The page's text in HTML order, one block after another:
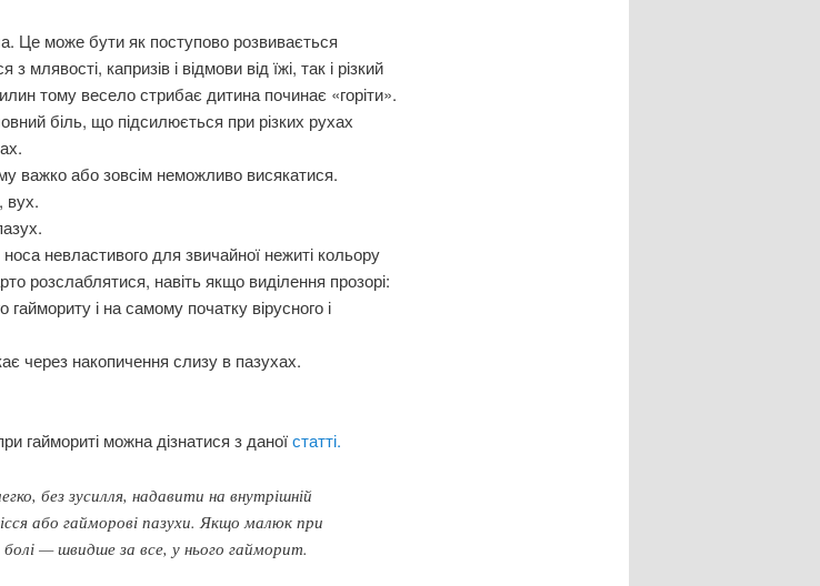
Це може бути як поступово розвивається
млявості, капризів і відмови від їжі, так і різкий
тому весело стрибає дитина починає «горіти».
біль, що підсилюється при різких рухах
важко або зовсім неможливо висякатися.
вух.
носа невластивого для звичайної нежиті кольору
розслаблятися, навіть якщо виділення прозорі:
гаймориту і на самому початку вірусного і
через накопичення слизу в пазухах.
гаймориті можна дізнатися з даноїстатті.
без зусилля, надавити на внутрішній
або гайморові пазухи. Якщо малюк при
— швидше за все, у нього гайморит.